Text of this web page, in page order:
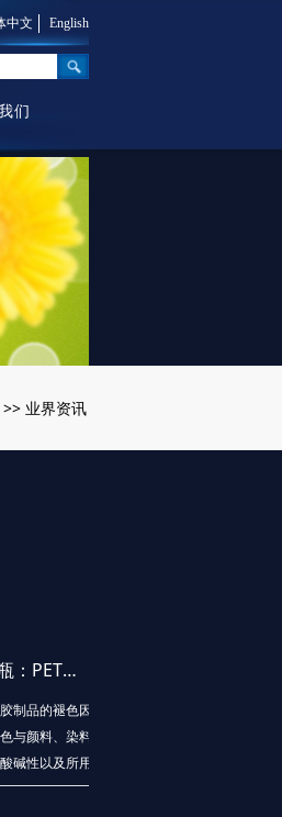
中文 English
们
>> 业界资讯
江门塑胶瓶：PET塑料瓶的物理回收处理法
制品的褪色因素有
与颜料、染料的耐
碱性以及所用树脂
对所需颜料、染